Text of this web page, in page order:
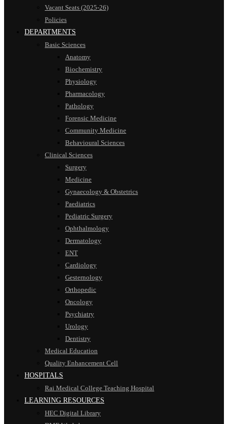
Vacant Seats (2025-26)
Policies
DEPARTMENTS
Basic Sciences
Anatomy
Biochemistry
Physiology
Pharmacology
Pathology
Forensic Medicine
Community Medicine
Behavioural Sciences
Clinical Sciences
Surgery
Medicine
Gynaecology & Obstetrics
Paediatrics
Pediatric Surgery
Ophthalmology
Dermatology
ENT
Cardiology
Gesternology
Orthopedic
Oncology
Psychiatry
Urology
Dentistry
Medical Education
Quality Enhancement Cell
HOSPITALS
Rai Medical College Teaching Hospital
LEARNING RESOURCES
HEC Digital Library